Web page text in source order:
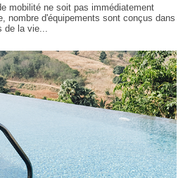
mobilité ne soit pas immédiatement
nombre d'équipements sont conçus dans
de la vie...